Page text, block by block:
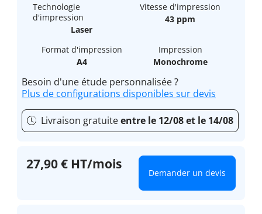
Technologie
d'impression
Laser
Vitesse d'impression
43 ppm
Format d'impression
A4
Impression
Monochrome
Besoin d'une étude personnalisée ?
Plus de configurations disponibles sur devis
Livraison gratuiteentre le 12/08 et le 14/08
27,90 € HT/mois
Demander un devis